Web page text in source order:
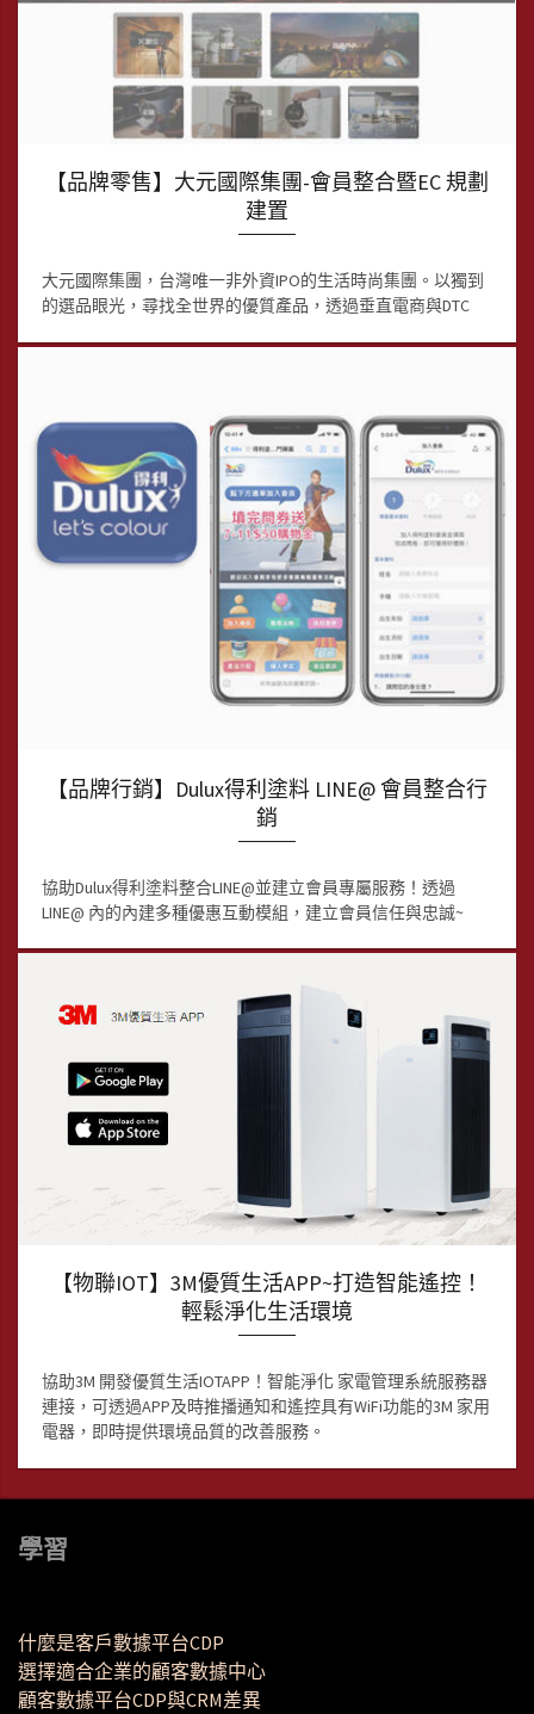
【品牌零售】大元國際集團-會員整合暨EC 規劃
建置
大元國際集團，台灣唯一非外資IPO的生活時尚集團。以獨到
的選品眼光，尋找全世界的優質產品，透過垂直電商與DTC
【品牌行銷】Dulux得利塗料 LINE@ 會員整合行
銷
協助Dulux得利塗料整合LINE@並建立會員專屬服務！透過
LINE@ 內的內建多種優惠互動模組，建立會員信任與忠誠~
【物聯IOT】3M優質生活APP~打造智能遙控！
輕鬆淨化生活環境
協助3M 開發優質生活IOTAPP！智能淨化 家電管理系統服務器
連接，可透過APP及時推播通知和遙控具有WiFi功能的3M 家用
電器，即時提供環境品質的改善服務。
學習
什麼是客戶數據平台CDP
選擇適合企業的顧客數據中心
顧客數據平台CDP與CRM差異